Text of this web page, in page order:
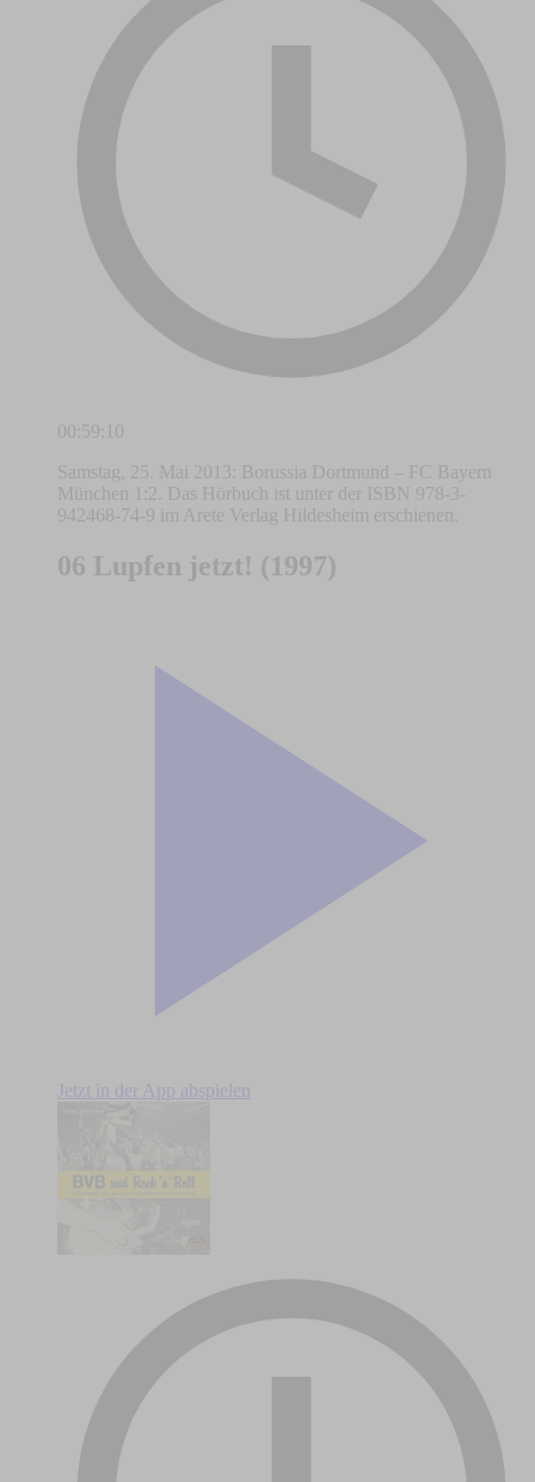
00:59:10
Samstag, 25. Mai 2013: Borussia Dortmund – FC Bayern
München 1:2. Das Hörbuch ist unter der ISBN 978-3-
942468-74-9 im Arete Verlag Hildesheim erschienen.
06 Lupfen jetzt! (1997)
Jetzt in der App abspielen